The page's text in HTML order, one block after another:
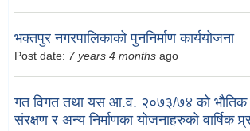
भक्तपुर नगरपालिकाको पुननिर्माण कार्ययोजना
Post date: 7 years 4 months ago
गत विगत तथा यस आ.व. २०७३/७४ को भौतिक
संरक्षण र अन्य निर्माणका योजनाहरुको वार्षिक